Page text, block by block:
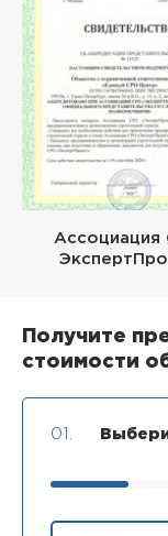
Ассоциация
Получите
стоимости
01.